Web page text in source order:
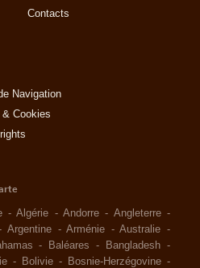
Contacts
Navigation
Cookies
-Algérie -Andorre - Angleterre -
Argentine -Arménie -Australie -
- Baléares - Bangladesh -
- Bolivie - Bosnie-Herzégovine -